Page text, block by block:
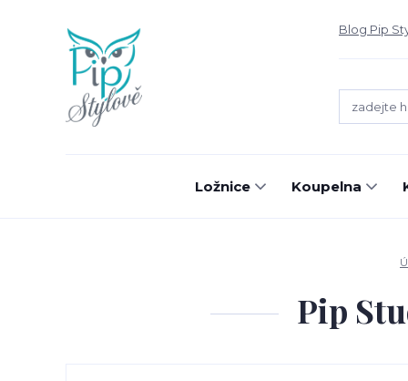
Blog Pip
Ložnice Koupelna
Pip